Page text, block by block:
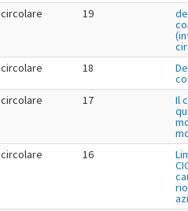
circolare 19
circolare 18
circolare 17 Il
circolare 16